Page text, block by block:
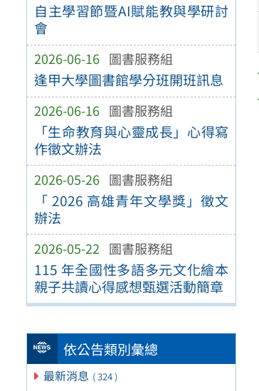
自主學習節暨AI賦能教與學研討
會
2026-06-16 圖書服務組
逢甲大學圖書館學分班開班訊息
2026-06-16 圖書服務組
「生命教育與心靈成長」心得寫
作徵文辦法
2026-05-26 圖書服務組
「 2026 高雄青年文學獎」徵文
辦法
2026-05-22 圖書服務組
115 年全國性多語多元文化繪本
親子共讀心得感想甄選活動簡章
依公告類別彙總
最新消息 ( 324 )